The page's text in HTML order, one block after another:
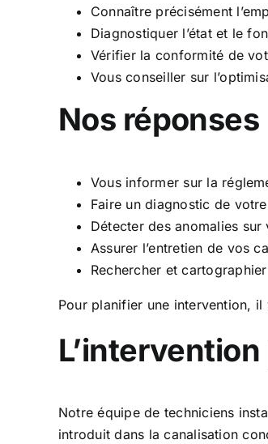
Connaître précisément
Diagnostiquer l’état et le
Vérifier la conformité de
Vous conseiller sur
Nos réponses
Vous informer sur la
Faire un diagnostic de
Détecter des anomalies
Assurer l’entretien de vos
Rechercher et
Pour planifier une intervention,
L’intervention
Notre équipe de techniciens
introduit dans la canalisation